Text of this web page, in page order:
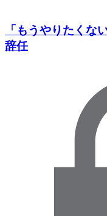
「もうやりたくな
辞任